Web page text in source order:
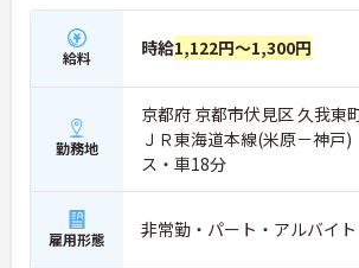
給料 時給1,122円～1,300円
勤務地
京都府 京都市伏見区 久我東
ＪＲ東海道本線(米原－神戸
ス・車18分
雇用形態 非常勤・パート・アルバイト